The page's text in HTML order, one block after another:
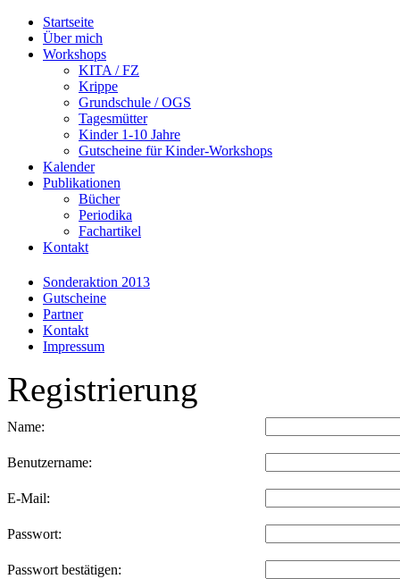
Startseite
Über mich
Workshops
KITA / FZ
Krippe
Grundschule / OGS
Tagesmütter
Kinder 1-10 Jahre
Gutscheine für Kinder-Workshops
Kalender
Publikationen
Bücher
Periodika
Fachartikel
Kontakt
Sonderaktion 2013
Gutscheine
Partner
Kontakt
Impressum
Registrierung
Name:
Benutzername:
E-Mail:
Passwort:
Passwort bestätigen: